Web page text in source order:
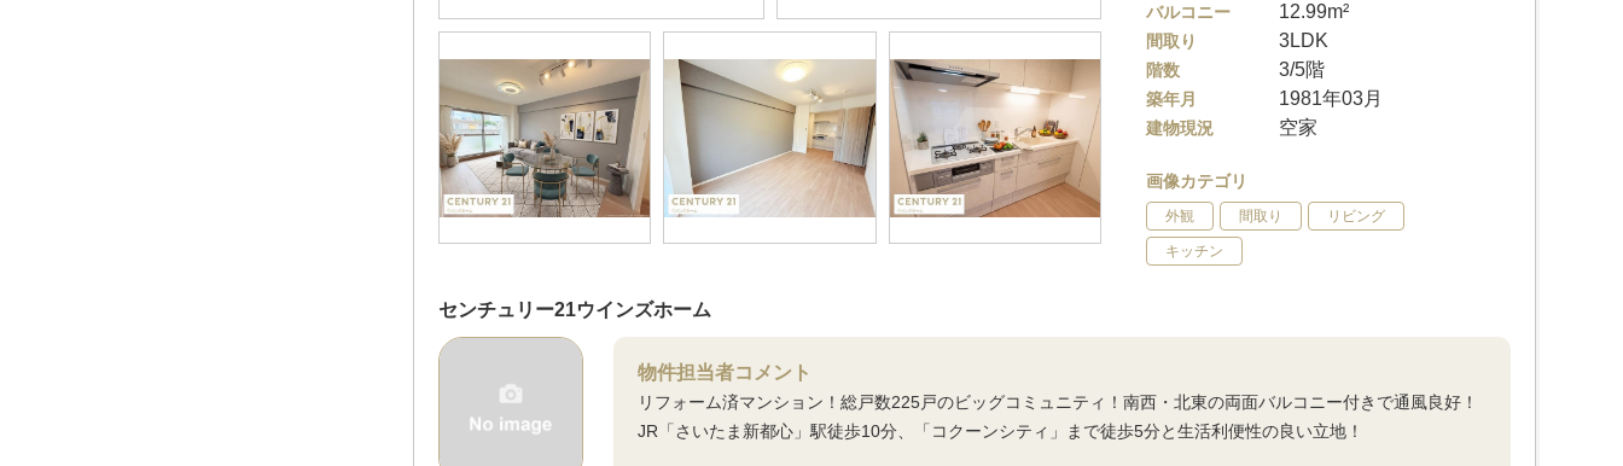
バルコニー 12.99m²
間取り 3LDK
階数 3/5階
築年月 1981年03月
建物現況 空家
画像カテゴリ
外観 間取り リビング
キッチン
センチュリー21ウインズホーム
物件担当者コメント
リフォーム済マンション！総戸数225戸のビッグコミュニティ！南西・北東の両面バルコニー付きで通風良好！
JR「さいたま新都心」駅徒歩10分、「コクーンシティ」まで徒歩5分と生活利便性の良い立地！